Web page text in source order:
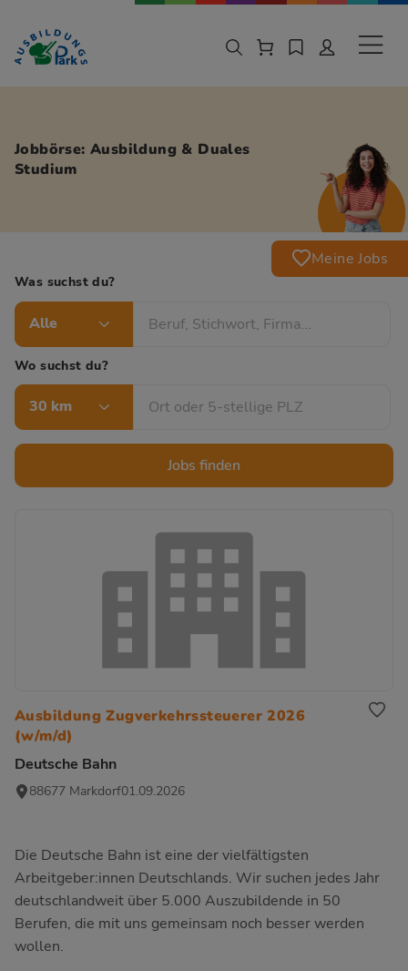
Zur Navigation springen
Zu den Hauptinhalten springen
Jobbörse: Ausbildung & Duales
Studium
Meine Jobs
Was suchst du?
Alle
Wo suchst du?
30 km
Jobs finden
Ausbildung Zugverkehrssteuerer 2026
(w/m/d)
Deutsche Bahn
88677 Markdorf01.09.2026
Die Deutsche Bahn ist eine der vielfältigsten
Arbeitgeber:innen Deutschlands. Wir suchen jedes Jahr
deutschlandweit über 5.000 Auszubildende in 50
Berufen, die mit uns gemeinsam noch besser werden
wollen.